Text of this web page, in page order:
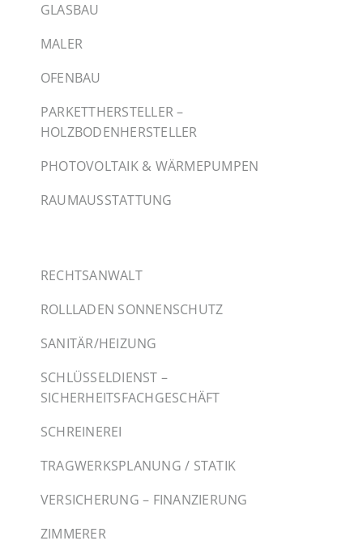
GLASBAU
MALER
OFENBAU
PARKETTHERSTELLER –
HOLZBODENHERSTELLER
PHOTOVOLTAIK & WÄRMEPUMPEN
RAUMAUSSTATTUNG
RECHTSANWALT
ROLLLADEN SONNENSCHUTZ
SANITÄR/HEIZUNG
SCHLÜSSELDIENST –
SICHERHEITSFACHGESCHÄFT
SCHREINEREI
TRAGWERKSPLANUNG / STATIK
VERSICHERUNG – FINANZIERUNG
ZIMMERER